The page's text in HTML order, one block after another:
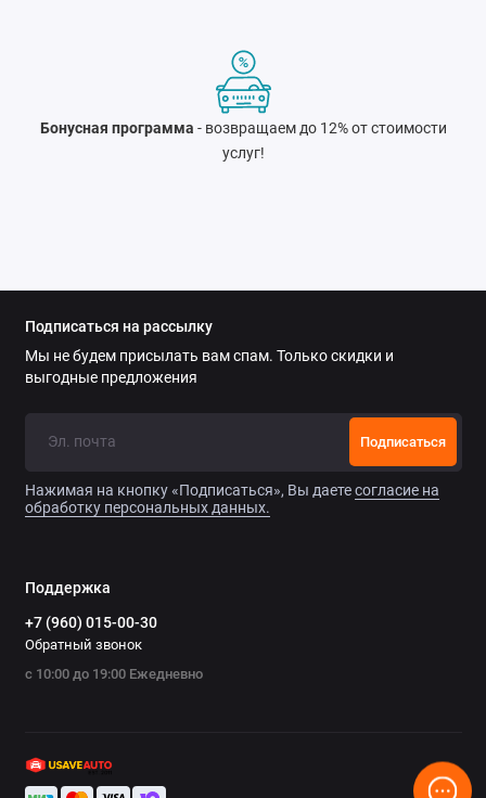
Бонусная программа - возвращаем до 12% от стоимости
услуг!
Подписаться на рассылку
Мы не будем присылать вам спам. Только скидки и
выгодные предложения
Подписаться
Нажимая на кнопку «Подписаться», Вы даетесогласие на
обработку персональных данных.
Поддержка
+7 (960) 015-00-30
Обратный звонок
с 10:00 до 19:00 Ежедневно